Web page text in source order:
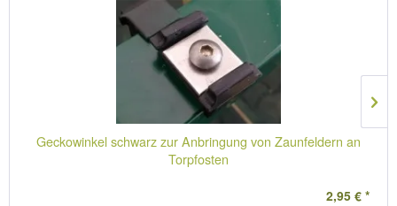
Geckowinkel schwarz zur Anbringung von Zaunfeldern an
Torpfosten
2,95 € *